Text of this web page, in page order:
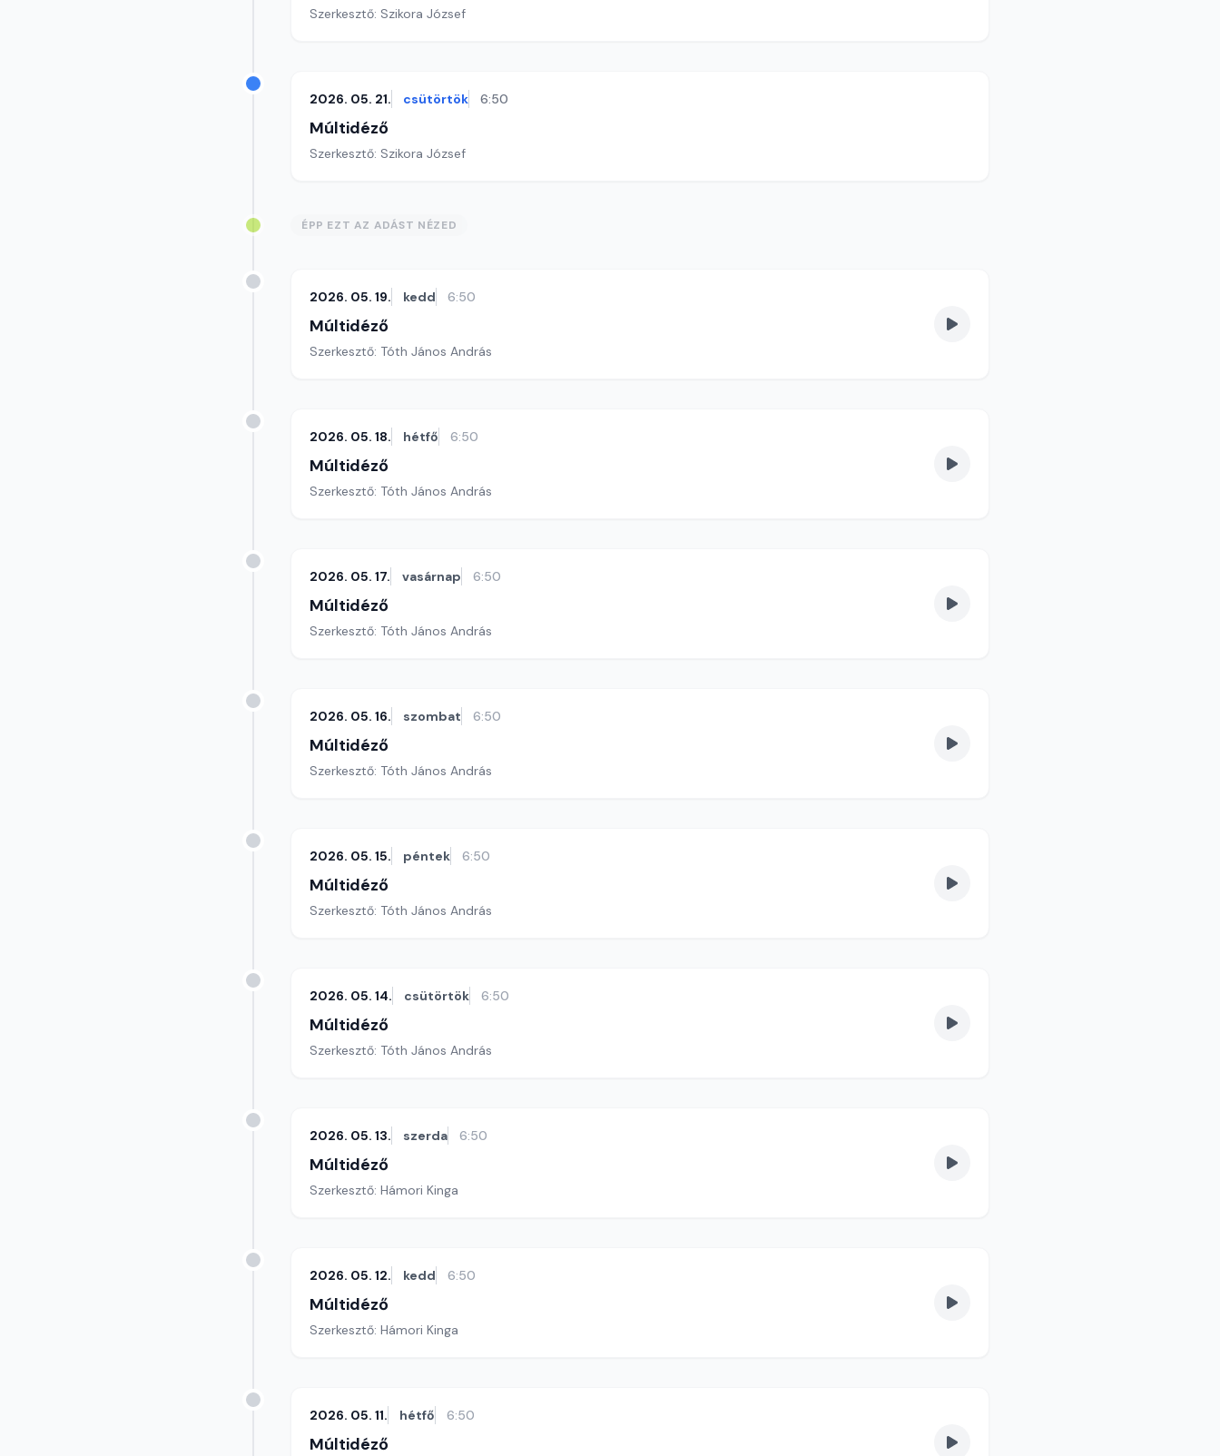
Szerkesztő: Szikora József
2026. 05. 21. csütörtök 6:50
Múltidéző
Szerkesztő: Szikora József
ÉPP EZT AZ ADÁST NÉZED
2026. 05. 19. kedd 6:50
Múltidéző
Szerkesztő: Tóth János András
2026. 05. 18. hétfő 6:50
Múltidéző
Szerkesztő: Tóth János András
2026. 05. 17. vasárnap 6:50
Múltidéző
Szerkesztő: Tóth János András
2026. 05. 16. szombat 6:50
Múltidéző
Szerkesztő: Tóth János András
2026. 05. 15. péntek 6:50
Múltidéző
Szerkesztő: Tóth János András
2026. 05. 14. csütörtök 6:50
Múltidéző
Szerkesztő: Tóth János András
2026. 05. 13. szerda 6:50
Múltidéző
Szerkesztő: Hámori Kinga
2026. 05. 12. kedd 6:50
Múltidéző
Szerkesztő: Hámori Kinga
2026. 05. 11. hétfő 6:50
Múltidéző